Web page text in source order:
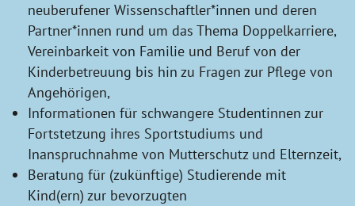
neuberufener Wissenschaftler*innen und deren
Partner*innen rund um das Thema Doppelkarriere,
Vereinbarkeit von Familie und Beruf von der
Kinderbetreuung bis hin zu Fragen zur Pflege von
Angehörigen,
Informationen für schwangere Studentinnen zur
Fortstetzung ihres Sportstudiums und
Inanspruchnahme von Mutterschutz und Elternzeit,
Beratung für (zukünftige) Studierende mit
Kind(ern) zur bevorzugten